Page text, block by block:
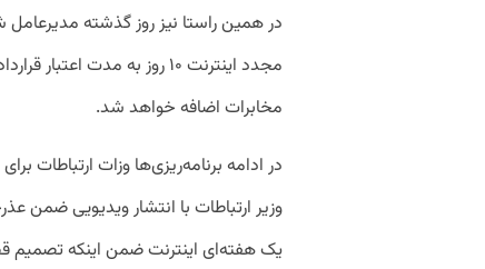
در همین راستا نیز روز گذشته
مخابرات اضافه خواهد شد.
وزیر ارتباطات با انتشار ویدیویی ضمن
یک هفته‌ای اینترنت ضمن اینکه تصمیم